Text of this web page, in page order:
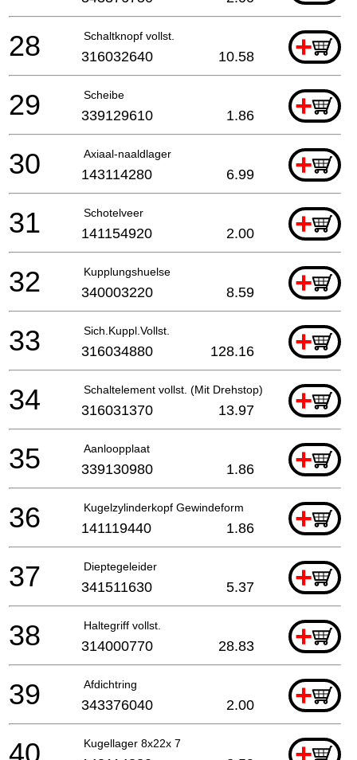
Schaltknopf vollst. +
28 316032640 10.58
Scheibe +
29 339129610 1.86
Axiaal-naaldlager +
30 143114280 6.99
Schotelveer +
31 141154920 2.00
Kupplungshuelse +
32 340003220 8.59
Sich.Kuppl.Vollst. +
33 316034880 128.16
Schaltelement vollst. (Mit Drehstop) +
34 316031370 13.97
Aanloopplaat +
35 339130980 1.86
Kugelzylinderkopf Gewindeform +
36 141119440 1.86
Dieptegeleider +
37 341511630 5.37
Haltegriff vollst. +
38 314000770 28.83
Afdichtring +
39 343376040 2.00
Kugellager 8x22x 7
40